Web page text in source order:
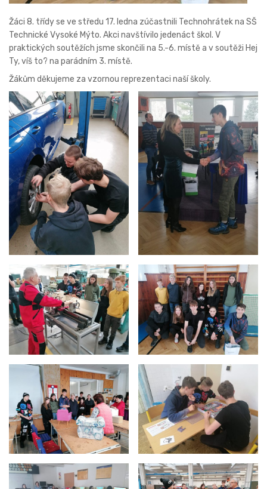
Žáci 8. třídy se ve středu 17. ledna zúčastnili Technohrátek na SŠ
Technické Vysoké Mýto. Akci navštívilo jedenáct škol. V
praktických soutěžích jsme skončili na 5.-6. místě a v soutěži Hej
Ty, víš to? na parádním 3. místě.
Žákům děkujeme za vzornou reprezentaci naší školy.